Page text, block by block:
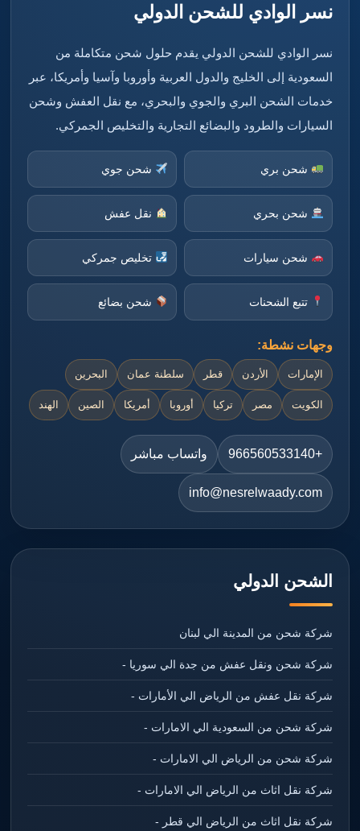
نسر الوادي للشحن الدولي
نسر الوادي للشحن الدولي يقدم حلول شحن متكاملة من
السعودية إلى الخليج والدول العربية وأوروبا وآسيا وأمريكا، عبر
خدمات الشحن البري والجوي والبحري، مع نقل العفش وشحن
السيارات والطرود والبضائع التجارية والتخليص الجمركي.
شحن بري شحن جوي
شحن بحري نقل عفش
شحن سيارات تخليص جمركي
تتبع الشحنات شحن بضائع
وجهات نشطة:
الإمارات الأردن قطر سلطنة عمان البحرين
الكويت مصر تركيا أوروبا أمريكا الصين الهند
+966560533140 واتساب مباشر
info@nesrelwaady.com
الشحن الدولي
شركة شحن من المدينة الي لبنان
شركة شحن ونقل عفش من جدة الي سوريا -
شركة نقل عفش من الرياض الي الأمارات -
شركة شحن من السعودية الي الامارات -
شركة شحن من الرياض الي الامارات -
شركة نقل اثاث من الرياض الي الامارات -
شركة نقل اثاث من الرياض الي قطر -